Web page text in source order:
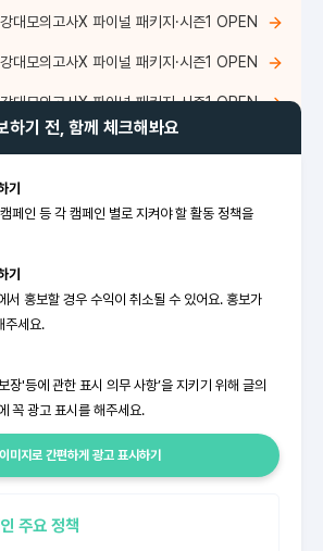
대모의고사X 파이널 패키지·시즌1 OPEN
대모의고사X 파이널 패키지·시즌1 OPEN
대모의고사X 파이널 패키지·시즌1 OPEN
하기 전, 함께 체크해봐요
기
페인 등 각 캠페인 별로 지켜야 할 활동 정책을
기
서 홍보할 경우 수익이 취소될 수 있어요. 홍보가
주세요.
장'등에 관한 표시 의무 사항’을 지키기 위해 글의
꼭 광고 표시를 해주세요.
이미지로 간편하게 광고 표시하기
주요 정책